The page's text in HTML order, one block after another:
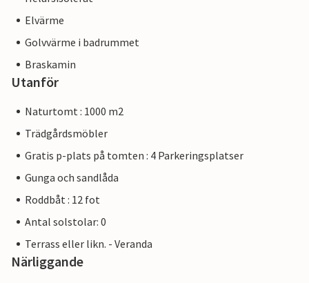
Elvärme
Golvvärme i badrummet
Braskamin
Utanför
Naturtomt : 1000 m2
Trädgårdsmöbler
Gratis p-plats på tomten : 4 Parkeringsplatser
Gunga och sandlåda
Roddbåt : 12 fot
Antal solstolar: 0
Terrass eller likn. - Veranda
Närliggande